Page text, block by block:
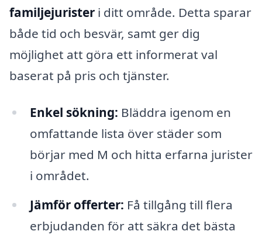
familjejurister i ditt område. Detta sparar
både tid och besvär, samt ger dig
möjlighet att göra ett informerat val
baserat på pris och tjänster.
Enkel sökning: Bläddra igenom en
omfattande lista över städer som
börjar med M och hitta erfarna jurister
i området.
Jämför offerter: Få tillgång till flera
erbjudanden för att säkra det bästa